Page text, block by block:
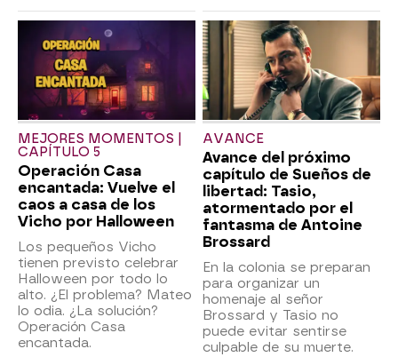
MEJORES MOMENTOS |
CAPÍTULO 5
Operación Casa
encantada: Vuelve el
caos a casa de los
Vicho por Halloween
Los pequeños Vicho
tienen previsto celebrar
Halloween por todo lo
alto. ¿El problema? Mateo
lo odia. ¿La solución?
Operación Casa
encantada.
AVANCE
Avance del próximo
capítulo de Sueños de
libertad: Tasio,
atormentado por el
fantasma de Antoine
Brossard
En la colonia se preparan
para organizar un
homenaje al señor
Brossard y Tasio no
puede evitar sentirse
culpable de su muerte.